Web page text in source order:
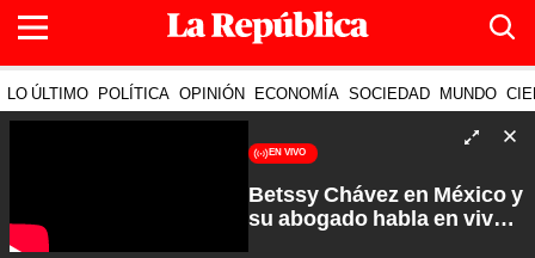
LO ÚLTIMO POLÍTICA OPINIÓN ECONOMÍA SOCIEDAD MUNDO
EN VIVO
Betssy Chávez en México y
su abogado habla en vivo |